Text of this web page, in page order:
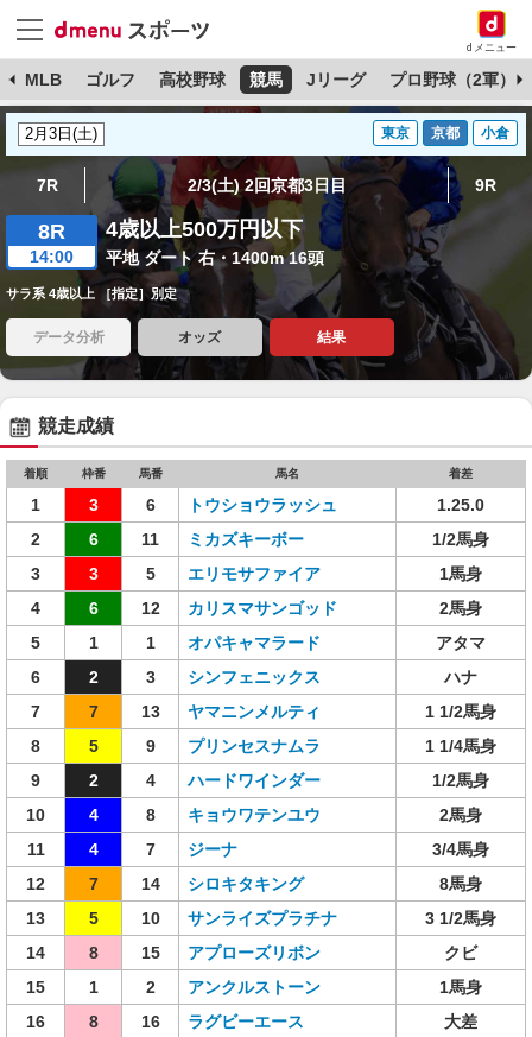
dメニュー
MLB ゴルフ 高校野球 競馬 Jリーグ プロ野球（2軍）
東京 京都 小倉
7R 2/3(土) 2回京都3日目 9R
8R
14:00
4歳以上500万円以下
平地 ダート 右・1400m 16頭
サラ系 4歳以上 ［指定］別定
データ分析 オッズ 結果
競走成績
着順 枠番 馬番 馬名 着差
1 3 6 トウショウラッシュ
1.25.0
2
6 11 ミカズキーボー
1/2馬身
3
3 5 エリモサファイア
1馬身
4
6 12 カリスマサンゴッド
2馬身
5
1 1 オパキャマラード
アタマ
6
2 3 シンフェニックス
ハナ
7
7 13 ヤマニンメルティ
1 1/2馬身
8
5 9 プリンセスナムラ
1 1/4馬身
9
2 4 ハードワインダー
1/2馬身
10
4 8 キョウワテンユウ
2馬身
11
4 7 ジーナ
3/4馬身
12
7 14 シロキタキング
8馬身
13
5 10 サンライズプラチナ
3 1/2馬身
14
8 15 アプローズリボン
クビ
15
1 2 アンクルストーン
1馬身
16
8 16 ラグビーエース 大差